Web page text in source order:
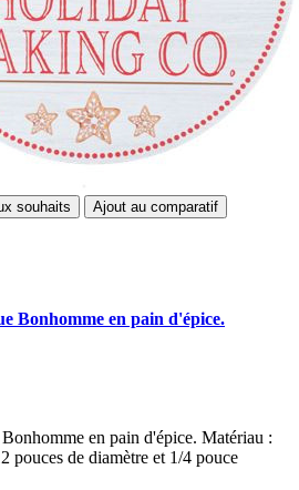
souhaits
Ajout au comparatif
Bonhomme en pain d'épice.
en pain d'épice. Matériau :
pouces de diamètre et 1/4 pouce